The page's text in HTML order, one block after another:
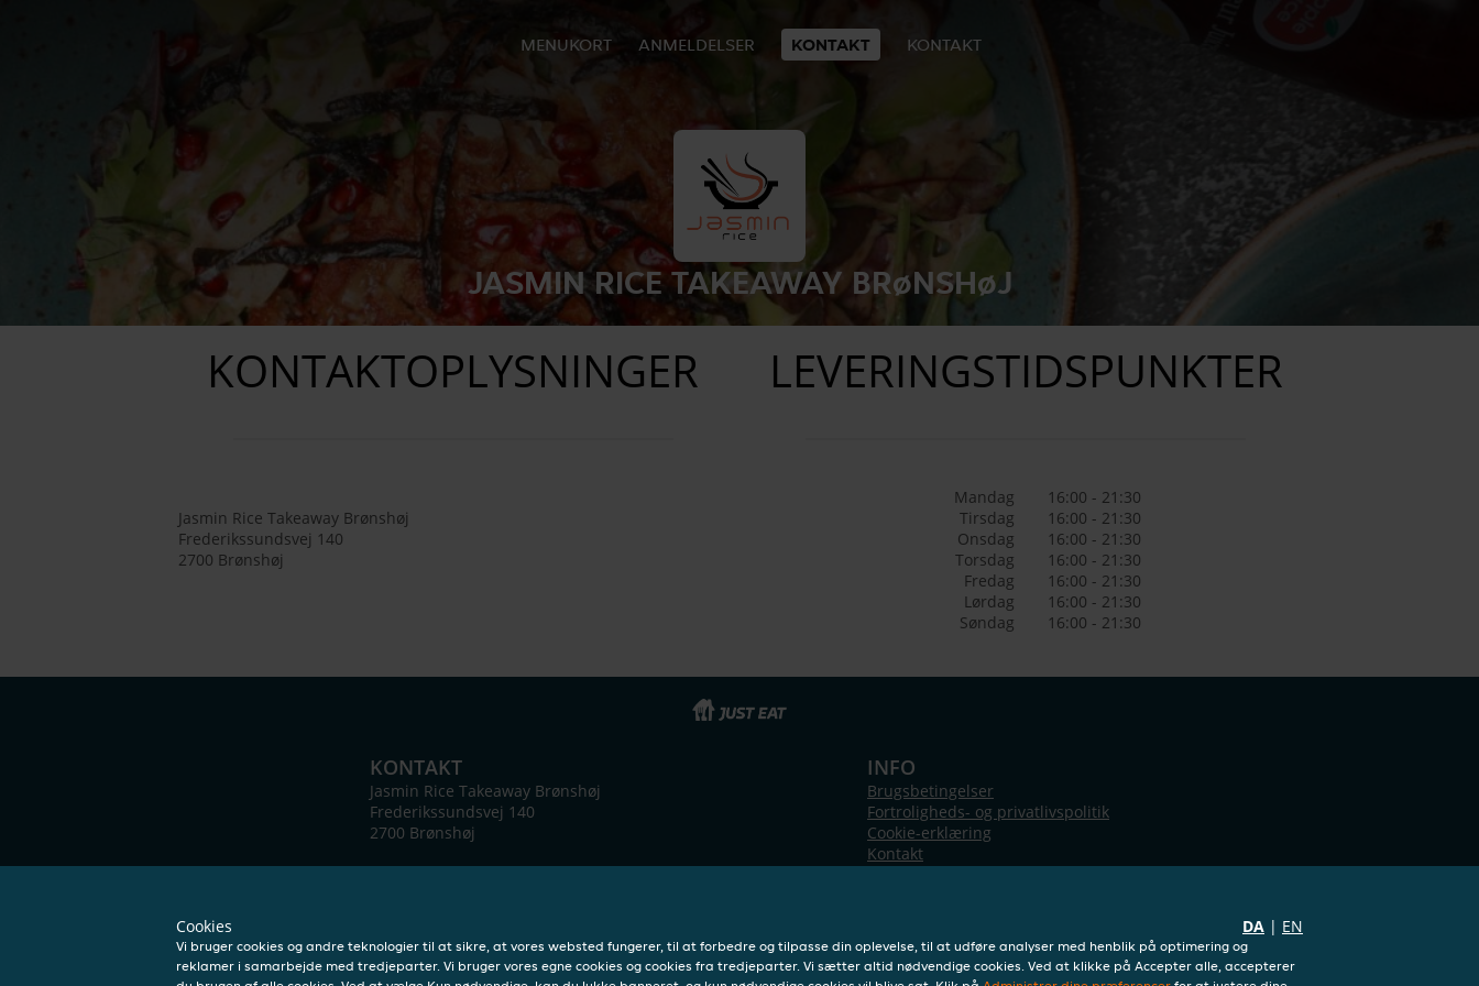
MENUKORT ANMELDELSER KONTAKT KONTAKT
JASMIN RICE TAKEAWAY BRøNSHøJ
KONTAKTOPLYSNINGER
Jasmin Rice Takeaway Brønshøj
Frederikssundsvej 140
2700 Brønshøj
LEVERINGSTIDSPUNKTER
Mandag
16:00 - 21:30
Tirsdag
16:00 - 21:30
Onsdag
16:00 - 21:30
Torsdag
16:00 - 21:30
Fredag
16:00 - 21:30
Lørdag
16:00 - 21:30
Søndag
16:00 - 21:30
KONTAKT
Jasmin Rice Takeaway Brønshøj
Frederikssundsvej 140
2700 Brønshøj
INFO
Brugsbetingelser
Fortroligheds- og privatlivspolitik
Cookie-erklæring
Kontakt
Cookies DA | EN
Vi bruger cookies og andre teknologier til at sikre, at vores websted fungerer, til at forbedre og tilpasse din oplevelse, til at udføre analyser med henblik på optimering og
reklamer i samarbejde med tredjeparter. Vi bruger vores egne cookies og cookies fra tredjeparter. Vi sætter altid nødvendige cookies. Ved at klikke på Accepter alle, accepterer